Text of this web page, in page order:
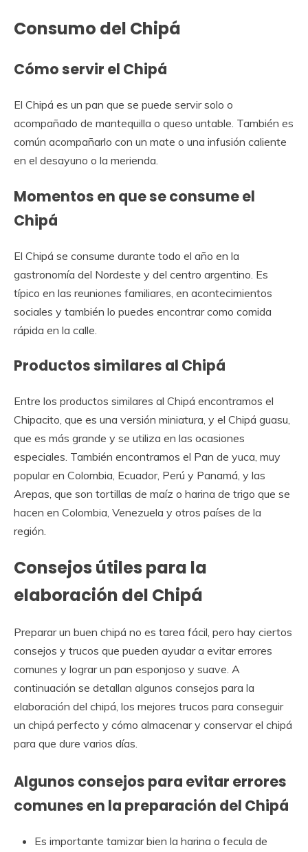
Consumo del Chipá
Cómo servir el Chipá
El Chipá es un pan que se puede servir solo o
acompañado de mantequilla o queso untable. También es
común acompañarlo con un mate o una infusión caliente
en el desayuno o la merienda.
Momentos en que se consume el
Chipá
El Chipá se consume durante todo el año en la
gastronomía del Nordeste y del centro argentino. Es
típico en las reuniones familiares, en acontecimientos
sociales y también lo puedes encontrar como comida
rápida en la calle.
Productos similares al Chipá
Entre los productos similares al Chipá encontramos el
Chipacito, que es una versión miniatura, y el Chipá guasu,
que es más grande y se utiliza en las ocasiones
especiales. También encontramos el Pan de yuca, muy
popular en Colombia, Ecuador, Perú y Panamá, y las
Arepas, que son tortillas de maíz o harina de trigo que se
hacen en Colombia, Venezuela y otros países de la
región.
Consejos útiles para la
elaboración del Chipá
Preparar un buen chipá no es tarea fácil, pero hay ciertos
consejos y trucos que pueden ayudar a evitar errores
comunes y lograr un pan esponjoso y suave. A
continuación se detallan algunos consejos para la
elaboración del chipá, los mejores trucos para conseguir
un chipá perfecto y cómo almacenar y conservar el chipá
para que dure varios días.
Algunos consejos para evitar errores
comunes en la preparación del Chipá
Es importante tamizar bien la harina o fecula de